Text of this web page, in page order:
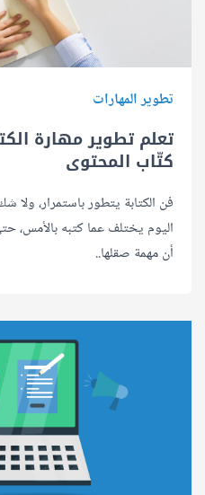
تطوير المهارات
كتّاب المحتوى
فن الكتابة يتطور باستمرار، ولا
اليوم يختلف عما كتبه بالأمس،
أن مهمة صقلها..